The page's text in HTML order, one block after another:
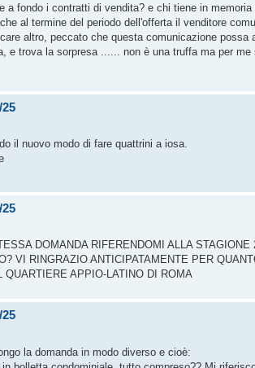
a fondo i contratti di vendita? e chi tiene in
al termine del periodo dell'offerta il venditore
altro, peccato che questa comunicazione
e trova la sorpresa ...... non è una truffa ma per
il nuovo modo di fare quattrini a iosa.
DOMANDA RIFERENDOMI ALLA
VI RINGRAZIO ANTICIPATAMENTE PER
QUARTIERE APPIO-LATINO DI ROMA
la domanda in modo diverso e cioè: